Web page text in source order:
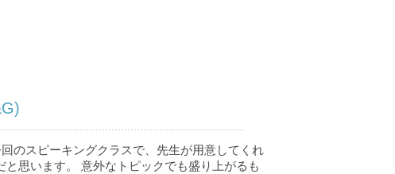
スピーキングクラスで、先生が用意してくれ
思います。 意外なトピックでも盛り上がるも